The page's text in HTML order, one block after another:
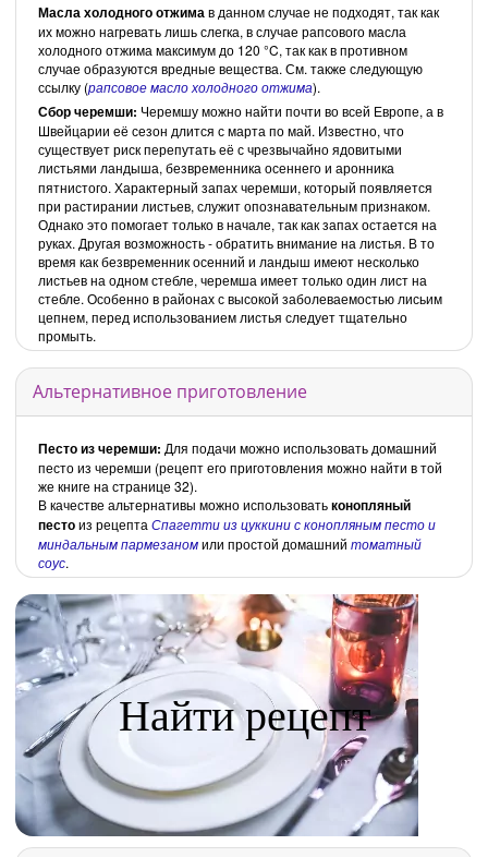
Масла холодного отжимав данном случае не подходят, так как
их можно нагревать лишь слегка, в случае рапсового масла
холодного отжима максимум до 120 °C, так как в противном
случае образуются вредные вещества. См. также следующую
ссылку (рапсовое масло холодного отжима).
Сбор черемши: Черемшу можно найти почти во всей Европе, а в
Швейцарии её сезон длится с марта по май. Известно, что
существует риск перепутать её с чрезвычайно ядовитыми
листьями ландыша, безвременника осеннего и аронника
пятнистого. Характерный запах черемши, который появляется
при растирании листьев, служит опознавательным признаком.
Однако это помогает только в начале, так как запах остается на
руках. Другая возможность - обратить внимание на листья. В то
время как безвременник осенний и ландыш имеют несколько
листьев на одном стебле, черемша имеет только один лист на
стебле. Особенно в районах с высокой заболеваемостью лисьим
цепнем, перед использованием листья следует тщательно
промыть.
Альтернативное приготовление
Песто из черемши: Для подачи можно использовать домашний
песто из черемши (рецепт его приготовления можно найти в той
же книге на странице 32).
В качестве альтернативы можно использоватьконопляный
пестоиз рецепта Спагетти из цуккини с конопляным песто и
миндальным пармезаномили простой домашний томатный
соус.
Найти рецепт